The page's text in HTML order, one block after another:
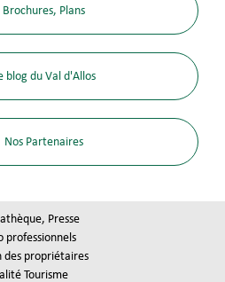
Brochures, Plans
blog du Val d'Allos
Nos Partenaires
Presse
professionnels
des propriétaires
Tourisme